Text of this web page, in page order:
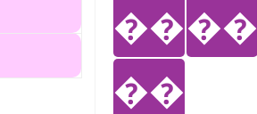
����
��